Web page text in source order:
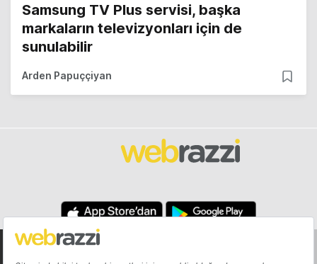
Samsung TV Plus servisi, başka
markaların televizyonları için de
sunulabilir
Arden Papuççiyan